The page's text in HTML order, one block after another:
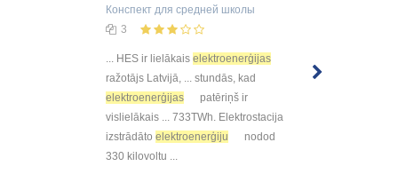
Конспект для средней школы
3
... HES ir lielākais elektroenerģijas
ražotājs Latvijā, ... stundās, kad
elektroenerģijas
patēriņš ir
vislielākais ... 733TWh. Elektrostacija
izstrādāto elektroenerģiju
nodod
330 kilovoltu ...